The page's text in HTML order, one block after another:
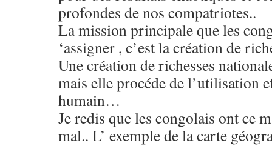
profondes de nos compatriotes..
La mission principale que les
‘assigner , c’est la création de
Une création de richesses
mais elle procéde de l’utilisation
humain…
Je redis que les congolais ont ce
mal.. L’ exemple de la carte